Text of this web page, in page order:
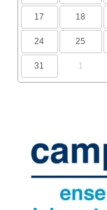
17 18
24 25
31 1